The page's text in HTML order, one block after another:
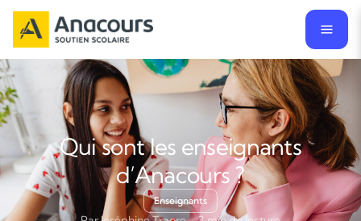
Qui sont les enseignants
d’Anacours ?
Enseignants